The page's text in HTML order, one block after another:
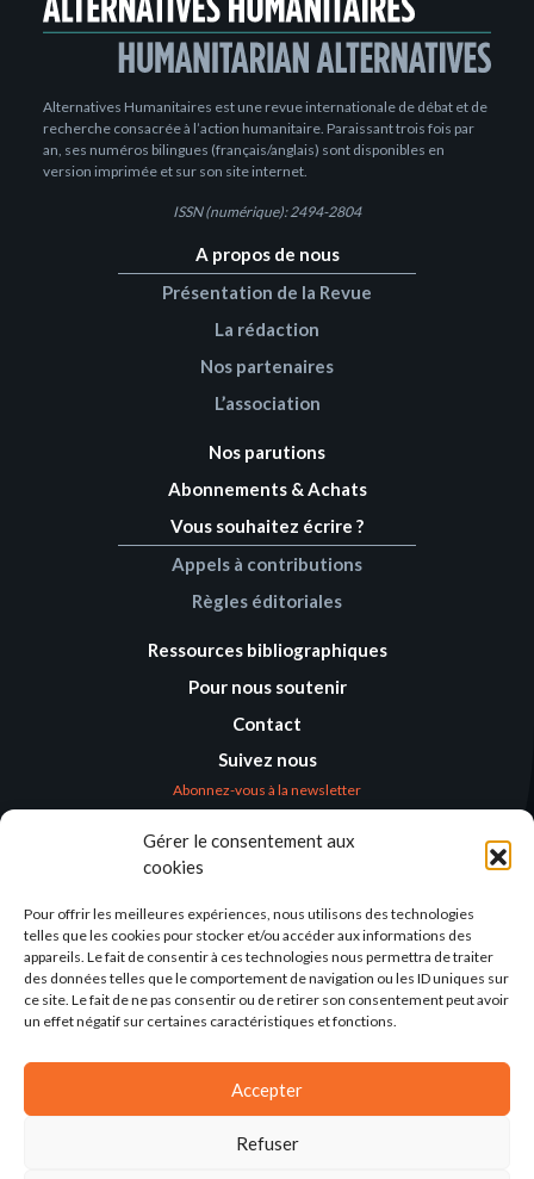
Gérer le consentement aux
cookies
Pour offrir les meilleures expériences, nous utilisons des technologies
telles que les cookies pour stocker et/ou accéder aux informations des
appareils. Le fait de consentir à ces technologies nous permettra de traiter
des données telles que le comportement de navigation ou les ID uniques sur
ce site. Le fait de ne pas consentir ou de retirer son consentement peut avoir
un effet négatif sur certaines caractéristiques et fonctions.
Accepter
Refuser
Alternatives Humanitaires est une revue internationale de débat et de
recherche consacrée à l’action humanitaire. Paraissant trois fois par
an, ses numéros bilingues (français/anglais) sont disponibles en
version imprimée et sur son site internet.
ISSN (numérique): 2494-2804
A propos de nous
Présentation de la Revue
La rédaction
Nos partenaires
L’association
Nos parutions
Abonnements & Achats
Vous souhaitez écrire ?
Appels à contributions
Règles éditoriales
Ressources bibliographiques
Pour nous soutenir
Contact
Suivez nous
Abonnez-vous à la newsletter
Humanitaires –
Humanitarian
Alternatives
138 avenue des Frères
Lumière – CS 88379